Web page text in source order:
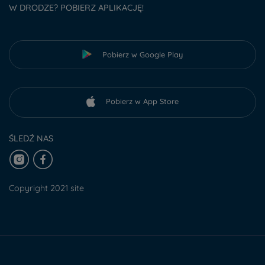
W DRODZE? POBIERZ APLIKACJĘ!
Pobierz w Google Play
Pobierz w App Store
ŚLEDŹ NAS
Copyright 2021 site